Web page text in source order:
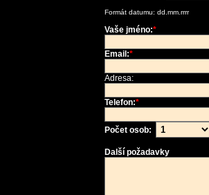
Formát datumu: dd.mm.rrrr
Vaše jméno:*
Email:*
Adresa:
Telefon:*
Počet osob:
Další požadavky